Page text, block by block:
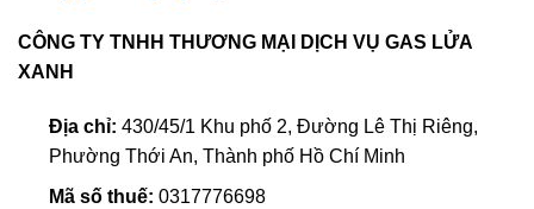
CÔNG TY TNHH THƯƠNG MẠI DỊCH VỤ GAS LỬA
XANH
Địa chỉ: 430/45/1 Khu phố 2, Đường Lê Thị Riêng,
Phường Thới An, Thành phố Hồ Chí Minh
Mã số thuế: 0317776698